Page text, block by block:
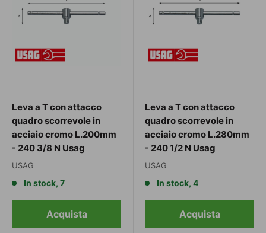
Leva a T con attacco
quadro scorrevole in
acciaio cromo L.200mm
- 240 3/8 N Usag
USAG
In stock, 7
Acquista
Leva a T con attacco
quadro scorrevole in
acciaio cromo L.280mm
- 240 1/2 N Usag
USAG
In stock, 4
Acquista